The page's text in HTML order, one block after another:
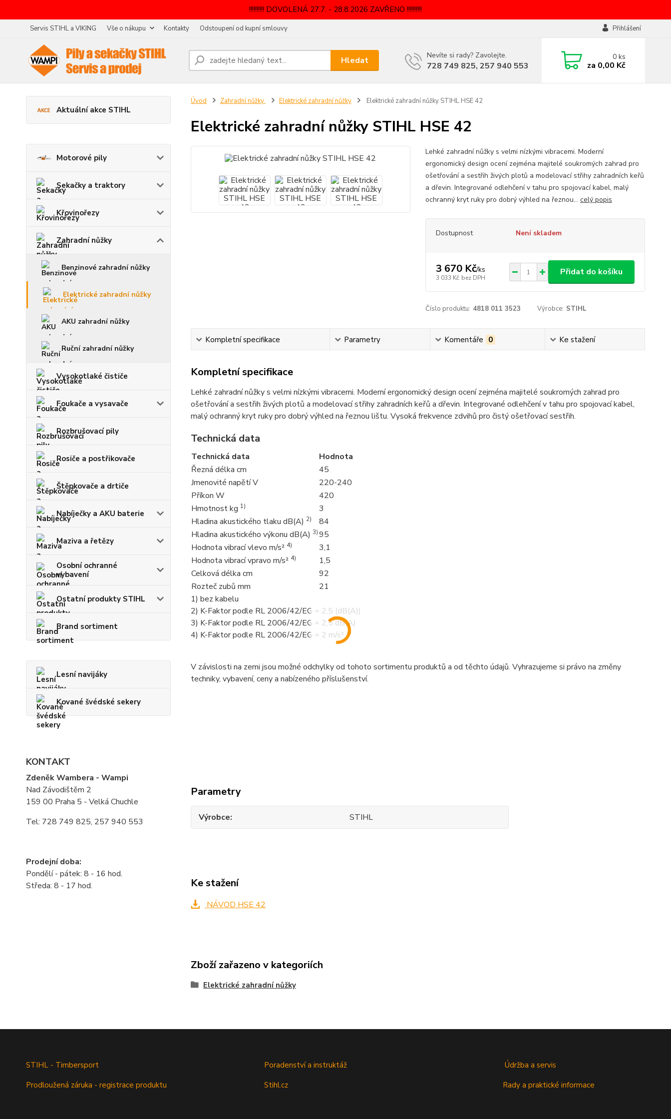
!!!!!!!!!! DOVOLENÁ 27.7. - 28.8.2026 ZAVŘENO !!!!!!!!!!
Servis STIHL a VIKING Vše o nákupu Kontakty Odstoupení od kupní smlouvy Přihlášení
Hledat Nevíte si rady? Zavolejte.
728 749 825, 257 940 553
0ks
za 0,00 Kč
Aktuální akce STIHL
Motorové pily
Sekačky a traktory
Křovinořezy
Zahradní nůžky
Benzinové zahradní nůžky
Elektrické zahradní nůžky
AKU zahradní nůžky
Ruční zahradní nůžky
Vysokotlaké čističe
Foukače a vysavače
Rozbrušovací pily
Rosiče a postřikovače
Štěpkovače a drtiče
Nabíječky a AKU baterie
Maziva a řetězy
Osobní ochranné
vybavení
Ostatní produkty STIHL
Brand sortiment
Lesní navijáky
Kované švédské sekery
KONTAKT
Zdeněk Wambera - Wampi
Nad Závodištěm 2
159 00 Praha 5 - Velká Chuchle
Tel: 728 749 825, 257 940 553
Prodejní doba:
Pondělí - pátek: 8 - 16 hod.
Středa: 8 - 17 hod.
Úvod Zahradní nůžky Elektrické zahradní nůžky Elektrické zahradní nůžky STIHL HSE 42
Elektrické zahradní nůžky STIHL HSE 42
Lehké zahradní nůžky s velmi nízkými vibracemi. Moderní
ergonomický design ocení zejména majitelé soukromých zahrad pro
ošetřování a sestřih živých plotů a modelovací střihy zahradních keřů
a dřevin. Integrované odlehčení v tahu pro spojovací kabel, malý
ochranný kryt ruky pro dobrý výhled na řeznou... celý popis
Dostupnost Není skladem
3 670 Kč/ks
3 033 Kč bez DPH
Přidat do košíku
Číslo produktu: 4818 011 3523 Výrobce: STIHL
Kompletní specifikace Parametry Komentáře 0 Ke stažení
Kompletní specifikace
Lehké zahradní nůžky s velmi nízkými vibracemi. Moderní ergonomický design ocení zejména majitelé soukromých zahrad pro
ošetřování a sestřih živých plotů a modelovací střihy zahradních keřů a dřevin. Integrované odlehčení v tahu pro spojovací kabel,
malý ochranný kryt ruky pro dobrý výhled na řeznou lištu. Vysoká frekvence zdvihů pro čistý ošetřovací sestřih.
Technická data
Technická data
Hodnota
Řezná délka cm
45
Jmenovité napětí V
220-240
Příkon W
420
Hmotnost kg 1)
3
Hladina akustického tlaku dB(A) 2)
84
Hladina akustického výkonu dB(A) 3)95
Hodnota vibrací vlevo m/s² 4)
3,1
Hodnota vibrací vpravo m/s² 4)
1,5
Celková délka cm
92
Rozteč zubů mm
21
1) bez kabelu
2) K-Faktor podle RL 2006/42/EG = 2,5 (dB(A))
3) K-Faktor podle RL 2006/42/EG = 2,5 dB(A)
4) K-Faktor podle RL 2006/42/EG = 2 m/s²
V závislosti na zemi jsou možné odchylky od tohoto sortimentu produktů a od těchto údajů. Vyhrazujeme si právo na změny
techniky, vybavení, ceny a nabízeného příslušenství.
Parametry
Výrobce STIHL
Ke stažení
NÁVOD HSE 42
Zboží zařazeno v kategoriích
Elektrické zahradní nůžky
STIHL - Timbersport
Prodloužená záruka - registrace produktu
Poradenství a instruktáž
Stihl.cz
Údržba a servis
Rady a praktické informace